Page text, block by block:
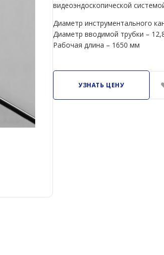
видеоэндоскопической
Диаметр инструментального
Диаметр вводимой трубки –
Рабочая длина – 1650 мм
УЗНАТЬ ЦЕНУ